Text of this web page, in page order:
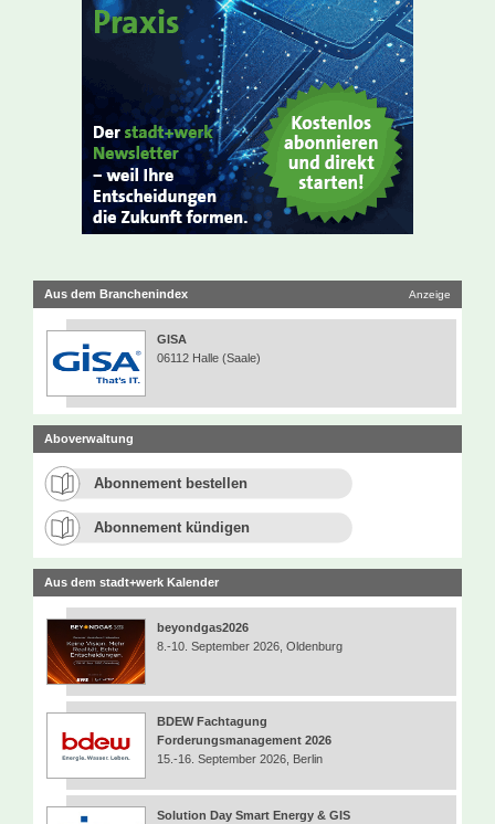
Aus dem Branchenindex Anzeige
GISA
06112 Halle (Saale)
Aboverwaltung
Abonnement bestellen
Abonnement kündigen
Aus dem stadt+werk Kalender
beyondgas2026
8.-10. September 2026, Oldenburg
BDEW Fachtagung
Forderungsmanagement 2026
15.-16. September 2026, Berlin
Solution Day Smart Energy & GIS